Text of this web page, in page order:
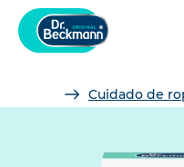
Cuidado de